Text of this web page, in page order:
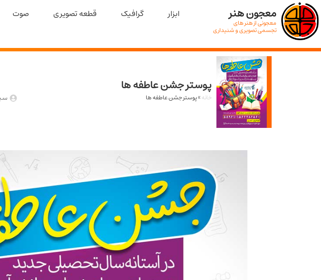
معجون هنر
معجونی از هنر های
تجسمی تصویری و شنیداری
ابزار گرافیک قطعه تصویری صوت
پوستر جشن عاطفه ها
خانه»پوستر جشن عاطفه ها